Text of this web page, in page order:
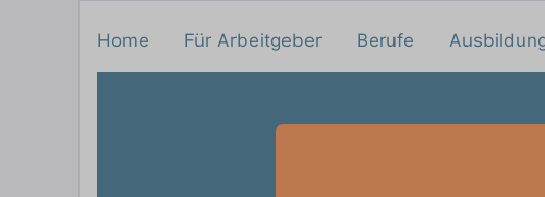
Home Für Arbeitgeber Berufe